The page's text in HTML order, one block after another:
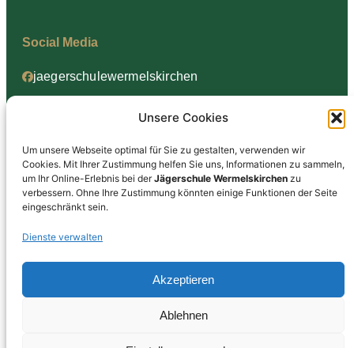
Unsere Cookies
Um unsere Webseite optimal für Sie zu gestalten, verwenden wir
Cookies. Mit Ihrer Zustimmung helfen Sie uns, Informationen zu sammeln,
um Ihr Online-Erlebnis bei derJägerschule Wermelskirchen zu
verbessern. Ohne Ihre Zustimmung könnten einige Funktionen der Seite
eingeschränkt sein.
Dienste verwalten
Akzeptieren
Ablehnen
Social Media
jaegerschulewermelskirchen
Informationen
Datenschutz
AGB
Jägerschule Wermelskirchen